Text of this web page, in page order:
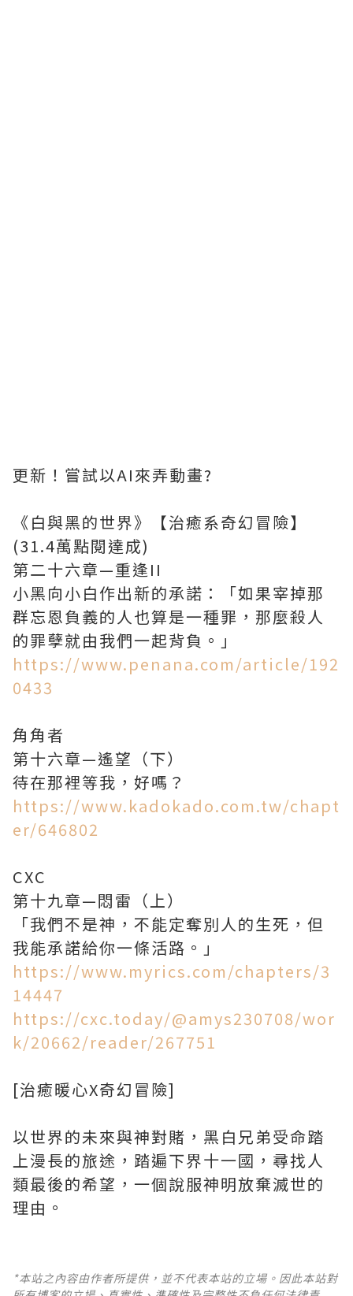
更新！嘗試以AI來弄動畫?
《白與黑的世界》【治癒系奇幻冒險】
(31.4萬點閱達成)
第二十六章—重逢II
小黑向小白作出新的承諾：「如果宰掉那
群忘恩負義的人也算是一種罪，那麼殺人
的罪孽就由我們一起背負。」
https://www.penana.com/article/192
0433
角角者
第十六章—遙望（下）
待在那裡等我，好嗎？
https://www.kadokado.com.tw/chapt
er/646802
CXC
第十九章—悶雷（上）
「我們不是神，不能定奪別人的生死，但
我能承諾給你一條活路。」
https://www.myrics.com/chapters/3
14447
https://cxc.today/@amys230708/wor
k/20662/reader/267751
[治癒暖心X奇幻冒險]
以世界的未來與神對賭，黑白兄弟受命踏
上漫長的旅途，踏遍下界十一國，尋找人
類最後的希望，一個說服神明放棄滅世的
理由。
*本站之內容由作者所提供，並不代表本站的立場。因此本站對